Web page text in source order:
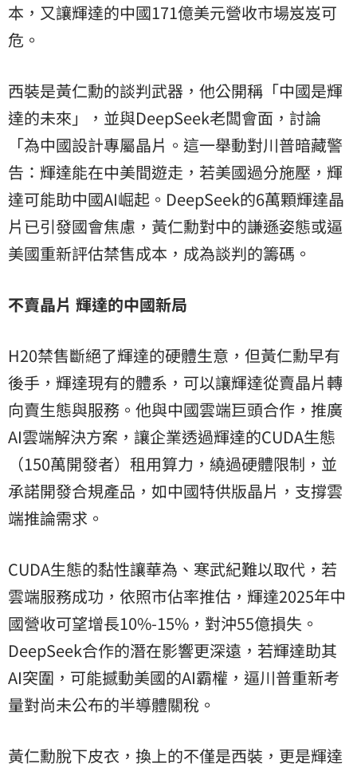
本，又讓輝達的中國171億美元營收市場岌岌可
危。
西裝是黃仁勳的談判武器，他公開稱「中國是輝
達的未來」，並與DeepSeek老闆會面，討論
「為中國設計專屬晶片。這一舉動對川普暗藏警
告：輝達能在中美間遊走，若美國過分施壓，輝
達可能助中國AI崛起。DeepSeek的6萬顆輝達晶
片已引發國會焦慮，黃仁勳對中的謙遜姿態或逼
美國重新評估禁售成本，成為談判的籌碼。
不賣晶片 輝達的中國新局
H20禁售斷絕了輝達的硬體生意，但黃仁勳早有
後手，輝達現有的體系，可以讓輝達從賣晶片轉
向賣生態與服務。他與中國雲端巨頭合作，推廣
AI雲端解決方案，讓企業透過輝達的CUDA生態
（150萬開發者）租用算力，繞過硬體限制，並
承諾開發合規產品，如中國特供版晶片，支撐雲
端推論需求。
CUDA生態的黏性讓華為、寒武紀難以取代，若
雲端服務成功，依照市佔率推估，輝達2025年中
國營收可望增長10%-15%，對沖55億損失。
DeepSeek合作的潛在影響更深遠，若輝達助其
AI突圍，可能撼動美國的AI霸權，逼川普重新考
量對尚未公布的半導體關稅。
黃仁勳脫下皮衣，換上的不僅是西裝，更是輝達